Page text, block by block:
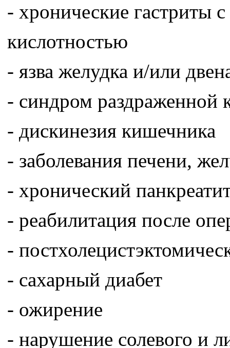
- хронические гастриты
кислотностью
- язва желудка и/или
- синдром раздраженной
- дискинезия кишечника
- заболевания печени,
- хронический
- реабилитация после
-
- сахарный диабет
- ожирение
- нарушение солевого и